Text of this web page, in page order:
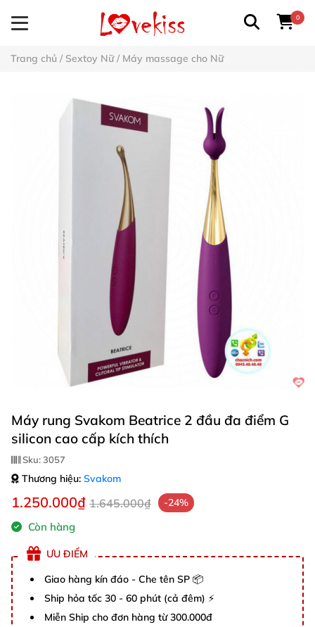
0
Trang chủ / Sextoy Nữ/ Máy massage cho Nữ
Máy rung Svakom Beatrice 2 đầu đa điểm G
silicon cao cấp kích thích
Sku:3057
Thương hiệu: Svakom
1.250.000₫ 1.645.000₫ -24%
Còn hàng
ƯU ĐIỂM
Giao hàng kín đáo - Che tên SP 📦
Ship hỏa tốc 30 - 60 phút (cả đêm) ⚡
Miễn Ship cho đơn hàng từ 300.000đ